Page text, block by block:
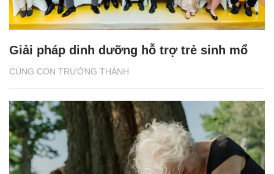
CÙNG CON TRƯỞNG THÀNH
Giải pháp dinh dưỡng hỗ trợ trẻ sinh mổ